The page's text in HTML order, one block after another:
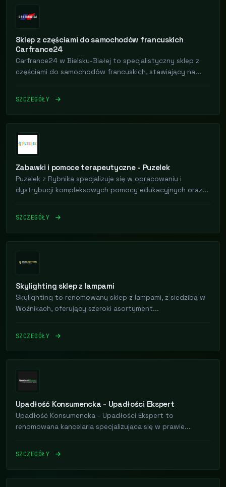
Sklep z częściami do samochodów francuskich
Carfrance24
Carfrance24 w Bielsku-Białej to specjalistyczny sklep z
częściami do samochodów francuskich, stawiający na...
SZCZEGÓŁY
Zabawki i pomoce terapeutyczne - Puzelek
Puzelek z Rybnika specjalizuje się w opracowaniu i
dystrybucji kompleksowych pomocy edukacyjnych oraz...
SZCZEGÓŁY
Skylighting sklep z lampami
Skylighting to renomowany sklep z lampami, z siedzibą w
Woźnikach, oferujący szeroki asortyment...
SZCZEGÓŁY
Upadłość Konsumencka - Upadłości Ekspert
Upadłość Konsumencka - Upadłości Ekspert to
renomowana kancelaria specjalizująca się w prawie...
SZCZEGÓŁY